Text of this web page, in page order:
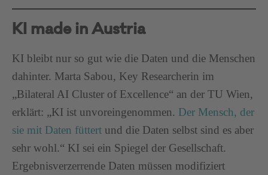
KI made in Austria
KI bleibt nur so gut wie die Daten und die Menschen
dahinter. Marta Sabou, Key Researcherin im
„Bilateral AI Cluster of Excellence“ an der TU Wien,
erklärt: „KI ist unvoreingenommen. Der Mensch, der
sie mit Daten füttert und die Daten selbst sind es aber
sehr wohl.“ KI sei ein Spiegel der Gesellschaft.
Ergebnisverzerrende Daten müssen modifiziert